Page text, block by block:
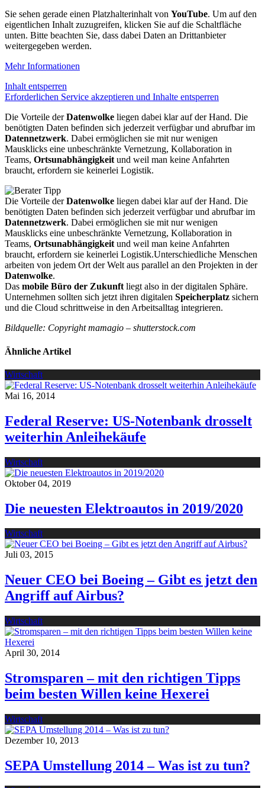
Sie sehen gerade einen Platzhalterinhalt von YouTube. Um auf den
eigentlichen Inhalt zuzugreifen, klicken Sie auf die Schaltfläche
unten. Bitte beachten Sie, dass dabei Daten an Drittanbieter
weitergegeben werden.
Mehr Informationen
Inhalt entsperren
Erforderlichen Service akzeptieren und Inhalte entsperren
Die Vorteile derDatenwolke liegen dabei klar auf der Hand. Die
benötigten Daten befinden sich jederzeit verfügbar und abrufbar im
Datennetzwerk. Dabei ermöglichen sie mit nur wenigen
Mausklicks eine unbeschränkte Vernetzung, Kollaboration in
Teams, Ortsunabhängigkeit und weil man keine Anfahrten
braucht, erfordern sie keinerlei Logistik.
Die Vorteile derDatenwolke liegen dabei klar auf der Hand. Die
benötigten Daten befinden sich jederzeit verfügbar und abrufbar im
Datennetzwerk. Dabei ermöglichen sie mit nur wenigen
Mausklicks eine unbeschränkte Vernetzung, Kollaboration in
Teams, Ortsunabhängigkeit und weil man keine Anfahrten
braucht, erfordern sie keinerlei Logistik.Unterschiedliche Menschen
arbeiten von jedem Ort der Welt aus parallel an den Projekten in der
Datenwolke.
Das mobile Büro der Zukunft liegt also in der digitalen Sphäre.
Unternehmen sollten sich jetzt ihren digitalen Speicherplatz sichern
und die Cloud schrittweise in den Arbeitsalltag integrieren.
Bildquelle: Copyright mamagio – shutterstock.com
Ähnliche Artikel
Wirtschaft
Mai 16, 2014
Federal Reserve: US-Notenbank drosselt
weiterhin Anleihekäufe
Wirtschaft
Oktober 04, 2019
Die neuesten Elektroautos in 2019/2020
Wirtschaft
Juli 03, 2015
Neuer CEO bei Boeing – Gibt es jetzt den
Angriff auf Airbus?
Wirtschaft
April 30, 2014
Stromsparen – mit den richtigen Tipps
beim besten Willen keine Hexerei
Wirtschaft
Dezember 10, 2013
SEPA Umstellung 2014 – Was ist zu tun?